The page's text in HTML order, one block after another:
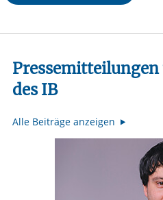
Pressemitteilungen
des IB
Alle Beiträge anzeigen